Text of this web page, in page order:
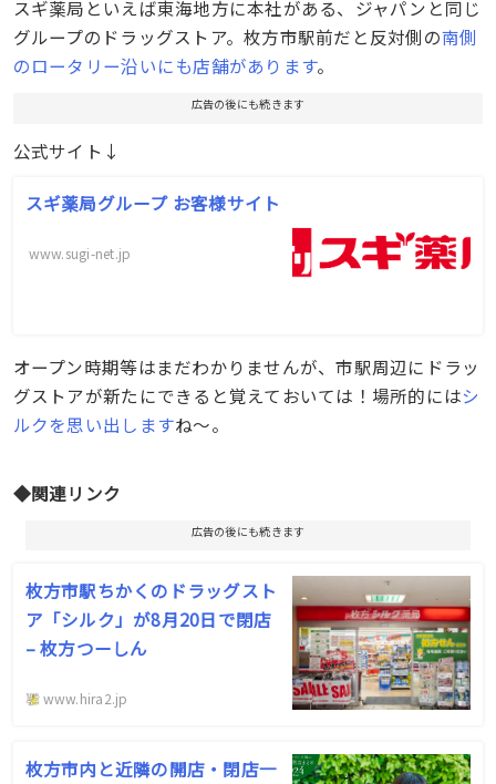
スギ薬局といえば東海地方に本社がある、ジャパンと同じ
グループのドラッグストア。枚方市駅前だと反対側の南側
のロータリー沿いにも店舗があります。
広告の後にも続きます
公式サイト↓
スギ薬局グループ お客様サイト
www.sugi-net.jp
オープン時期等はまだわかりませんが、市駅周辺にドラッ
グストアが新たにできると覚えておいては！場所的にはシ
ルクを思い出しますね〜。
◆関連リンク
広告の後にも続きます
枚方市駅ちかくのドラッグスト
ア「シルク」が8月20日で閉店
– 枚方つーしん
www.hira2.jp
枚方市内と近隣の開店・閉店一